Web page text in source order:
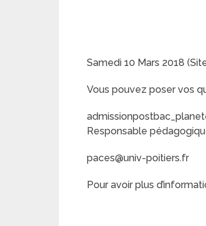
Samedi 10 Mars 2018
Vous pouvez poser vos
Responsable
paces@univ-poitiers.fr
Pour avoir plus